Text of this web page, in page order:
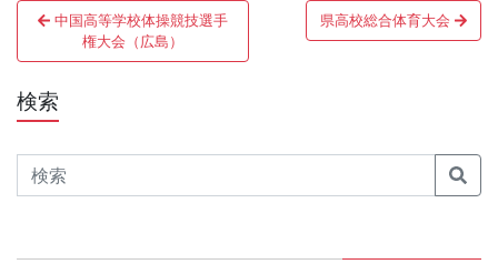
稿
ナ
ビ
ゲ
ー
シ
中国高等学校体操競技選手
権大会（広島）
県高校総合体育大会
検索
Search